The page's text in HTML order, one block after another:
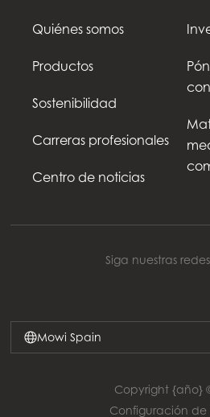
Quiénes somos
Productos
Sostenibilidad
Carreras profesionales
Centro de noticias
con
Siga nuestras
Mowi Spain
Copyright {año}
Configuración de